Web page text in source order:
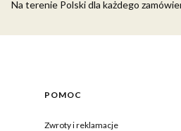
Na terenie Polski dla każdego
Linki w stopce
POMOC
Zwroty i reklamacje